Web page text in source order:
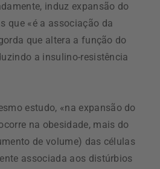
induz expansão do
que «é a associação da
que altera a função do
a insulino-resistência
estudo, «na expansão do
na obesidade, mais do
de volume) das células
associada aos distúrbios